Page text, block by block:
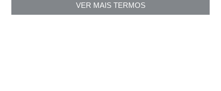
VER MAIS TERMOS